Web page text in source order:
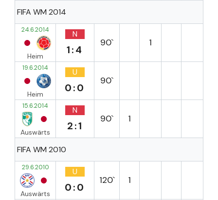
FIFA WM 2014
24.6.2014
Heim
N
1:4
90` 1
19.6.2014
Heim
U
0:0
90`
15.6.2014
Auswärts
N
2:1
90` 1
FIFA WM 2010
29.6.2010
Auswärts
U
0:0
120` 1